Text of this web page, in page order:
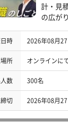
計・見
の広が
日時 2026年08月
場所 オンラインに
数 300名
切 2026年08月